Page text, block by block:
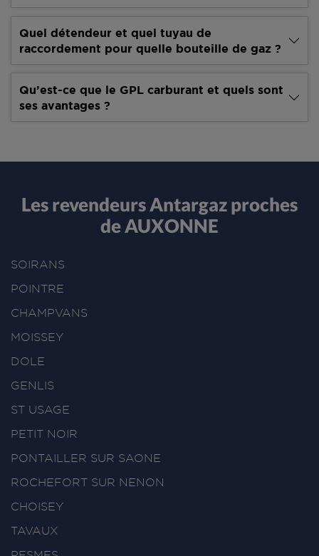
Quel détendeur et quel tuyau de
raccordement pour quelle bouteille de gaz ?
Qu’est-ce que le GPL carburant et quels sont
ses avantages ?
Les revendeurs Antargaz proches
de AUXONNE
SOIRANS
POINTRE
CHAMPVANS
MOISSEY
DOLE
GENLIS
ST USAGE
PETIT NOIR
PONTAILLER SUR SAONE
ROCHEFORT SUR NENON
CHOISEY
TAVAUX